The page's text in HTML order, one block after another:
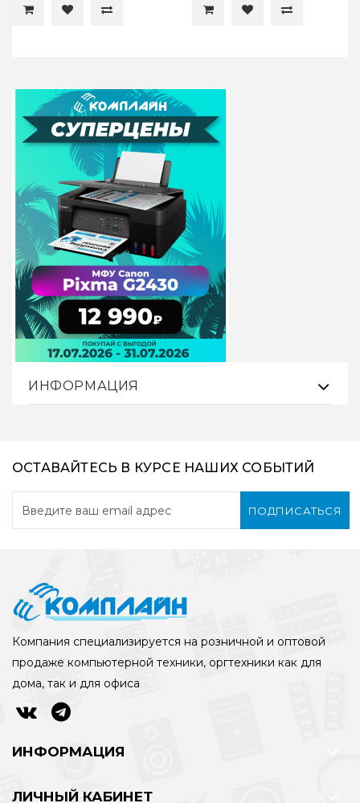
ИНФОРМАЦИЯ
ОСТАВАЙТЕСЬ В КУРСЕ НАШИХ СОБЫТИЙ
ПОДПИСАТЬСЯ
Компания специализируется на розничной и оптовой
продаже компьютерной техники, оргтехники как для
дома, так и для офиса
ИНФОРМАЦИЯ
ЛИЧНЫЙ КАБИНЕТ